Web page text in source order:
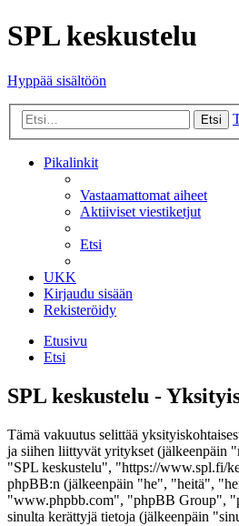
SPL keskustelu
Hyppää sisältöön
Etsi
Pikalinkit
Vastaamattomat aiheet
Aktiiviset viestiketjut
Etsi
UKK
Kirjaudu sisään
Rekisteröidy
Etusivu
Etsi
SPL keskustelu -
Tämä vakuutus selittää
ja siihen liittyvät yritykset (jälkeenpäin
"SPL keskustelu", "https://www.spl.fi/
phpBB:n (jälkeenpäin "he", "heitä",
"www.phpbb.com", "phpBB Group",
sinulta kerättyjä tietoja (jälkeenpäin